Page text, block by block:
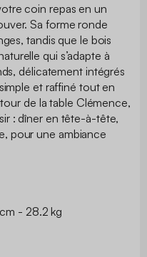
coin repas en un
Sa forme ronde
tandis que le bois
qui s’adapte à
délicatement intégrés
et raffiné tout en
de la table Clémence,
: dîner en tête-à-tête,
pour une ambiance
- 28.2 kg